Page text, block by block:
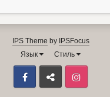
IPS Theme by IPSFocus
Язык
Стиль
Facebook ВКонтакте